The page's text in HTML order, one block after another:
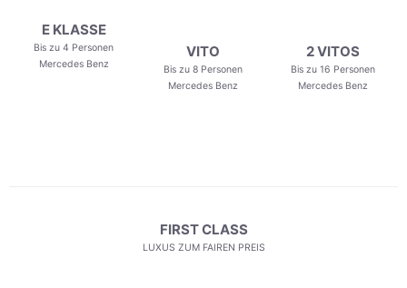
E KLASSE
Bis zu 4 Personen
Mercedes Benz
VITO
Bis zu 8 Personen
Mercedes Benz
2 VITOS
Bis zu 16 Personen
Mercedes Benz
FIRST CLASS
LUXUS ZUM FAIREN PREIS